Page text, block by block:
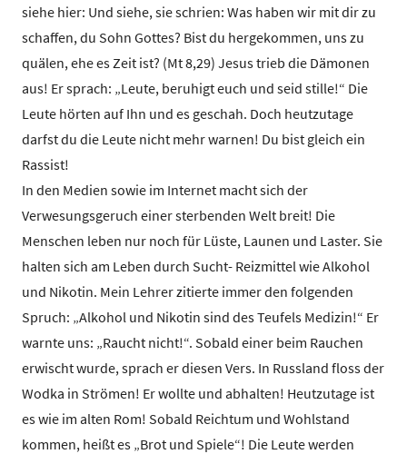
siehe hier: Und siehe, sie schrien: Was haben wir mit dir zu
schaffen, du Sohn Gottes? Bist du hergekommen, uns zu
quälen, ehe es Zeit ist? (Mt 8,29) Jesus trieb die Dämonen
aus! Er sprach: „Leute, beruhigt euch und seid stille!“ Die
Leute hörten auf Ihn und es geschah. Doch heutzutage
darfst du die Leute nicht mehr warnen! Du bist gleich ein
Rassist!
In den Medien sowie im Internet macht sich der
Verwesungsgeruch einer sterbenden Welt breit! Die
Menschen leben nur noch für Lüste, Launen und Laster. Sie
halten sich am Leben durch Sucht- Reizmittel wie Alkohol
und Nikotin. Mein Lehrer zitierte immer den folgenden
Spruch: „Alkohol und Nikotin sind des Teufels Medizin!“ Er
warnte uns: „Raucht nicht!“. Sobald einer beim Rauchen
erwischt wurde, sprach er diesen Vers. In Russland floss der
Wodka in Strömen! Er wollte und abhalten! Heutzutage ist
es wie im alten Rom! Sobald Reichtum und Wohlstand
kommen, heißt es „Brot und Spiele“! Die Leute werden